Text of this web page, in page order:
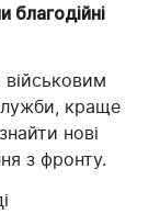
благодійні
краще
нові
з фронту.